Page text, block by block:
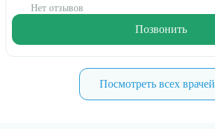
Нет отзывов
Позвонить
Посмотреть всех врачей